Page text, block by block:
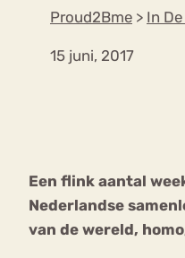
Proud2Bme > In
15 juni, 2017
Een flink aantal
Nederlandse
van de wereld,
Orthorexia